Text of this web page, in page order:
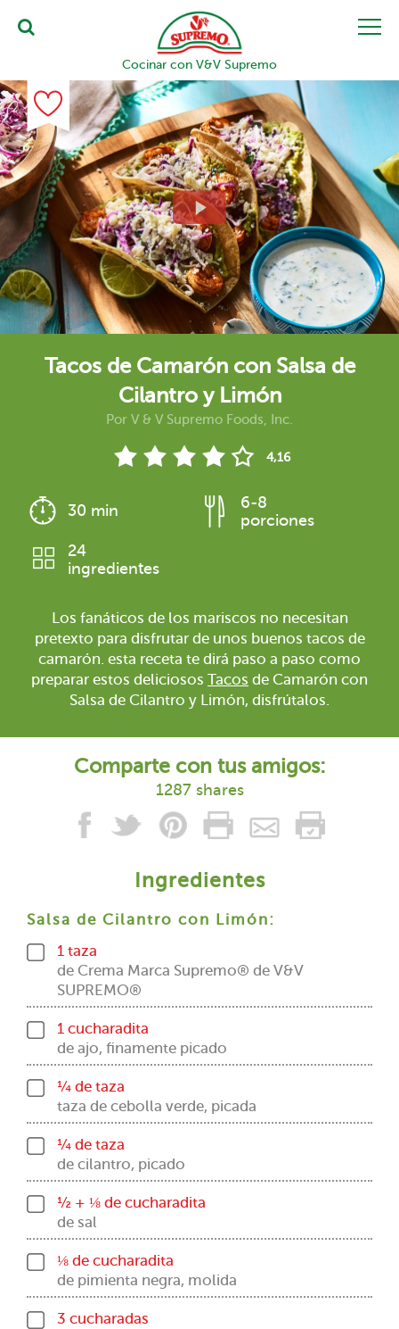
Cocinar con V&V Supremo
Tacos de Camarón con Salsa de
Cilantro y Limón
Por V & V Supremo Foods, Inc.
4,16
30 min
6-8
porciones
24
ingredientes
Los fanáticos de los mariscos no necesitan
pretexto para disfrutar de unos buenos tacos de
camarón. esta receta te dirá paso a paso como
preparar estos deliciosos Tacos de Camarón con
Salsa de Cilantro y Limón, disfrútalos.
Comparte con tus amigos:
1287 shares
Ingredientes
Salsa de Cilantro con Limón:
1 taza
de Crema Marca Supremo® de V&V
SUPREMO®
1 cucharadita
de ajo, finamente picado
¼ de taza
taza de cebolla verde, picada
¼ de taza
de cilantro, picado
½ + ⅛ de cucharadita
de sal
⅛ de cucharadita
de pimienta negra, molida
3 cucharadas